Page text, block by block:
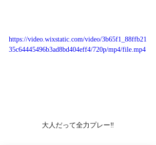
https://video.wixstatic.com/video/3b65f1_88ffb21
35c64445496b3ad8bd404eff4/720p/mp4/file.mp4
大人だって全力プレー‼